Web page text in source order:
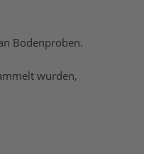
Bodenproben.
wurden,